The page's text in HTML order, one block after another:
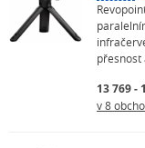
přesnost
13 769 -
v 8